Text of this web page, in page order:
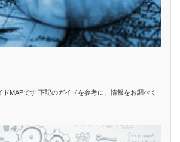
MAPです 下記のガイドを参考に、情報をお調べく